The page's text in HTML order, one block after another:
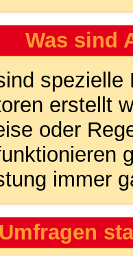
Was sind
erstellt
oder
immer